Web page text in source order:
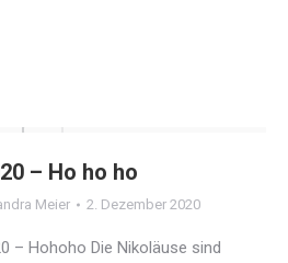
– Ho ho ho
Meier 2. Dezember 2020
– Hohoho Die Nikoläuse sind